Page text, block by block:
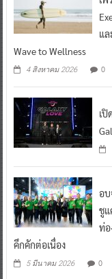
แล
Wave to Wellness
4 สิงหาคม 2026 0
เปิ
อบ
ชูแ
ท่อ
คึกคักต่อเนื่อง
5 มีนาคม 2026 0